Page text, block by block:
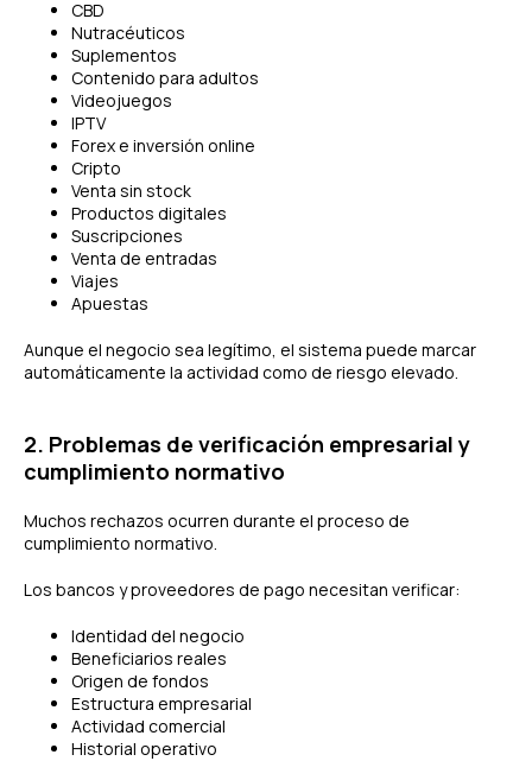
CBD
Nutracéuticos
Suplementos
Contenido para adultos
Videojuegos
IPTV
Forex e inversión online
Cripto
Venta sin stock
Productos digitales
Suscripciones
Venta de entradas
Viajes
Apuestas
Aunque el negocio sea legítimo, el sistema puede marcar
automáticamente la actividad como de riesgo elevado.
2. Problemas de verificación empresarial y
cumplimiento normativo
Muchos rechazos ocurren durante el proceso de
cumplimiento normativo.
Los bancos y proveedores de pago necesitan verificar:
Identidad del negocio
Beneficiarios reales
Origen de fondos
Estructura empresarial
Actividad comercial
Historial operativo